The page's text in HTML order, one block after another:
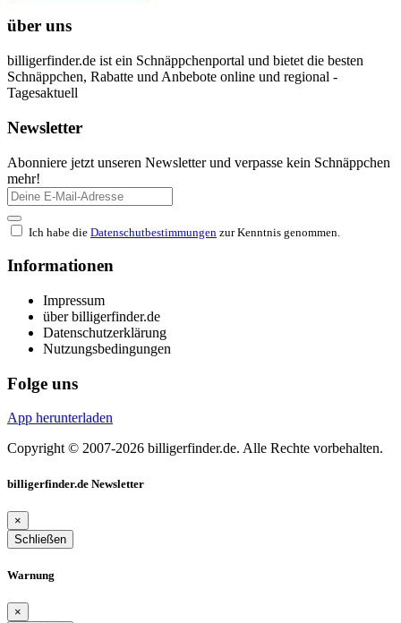
über uns
billigerfinder.de ist ein Schnäppchenportal und bietet die besten
Schnäppchen, Rabatte und Anbebote online und regional -
Tagesaktuell
Newsletter
Abonniere jetzt unseren Newsletter und verpasse kein Schnäppchen
mehr!
Ich habe die Datenschutbestimmungen zur Kenntnis genommen.
Informationen
Impressum
über billigerfinder.de
Datenschutzerklärung
Nutzungsbedingungen
Folge uns
App herunterladen
Copyright © 2007-2026 billigerfinder.de. Alle Rechte vorbehalten.
billigerfinder.de Newsletter
×
Schließen
Warnung
×